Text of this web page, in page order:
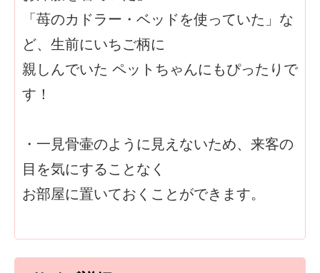
「苺のカドラー・ベッドを使っていた」な
ど、生前にいちご柄に
親しんでいた ペットちゃんにもぴったりで
す！
・一見骨壷のように見えないため、来客の
目を気にすることなく
お部屋に置いておくことができます。